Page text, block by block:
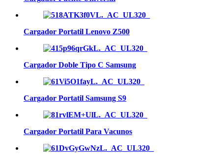
Cargador Portatil Lenovo Z500
Cargador Doble Tipo C Samsung
Cargador Portatil Samsung S9
Cargador Portatil Para Vacunos